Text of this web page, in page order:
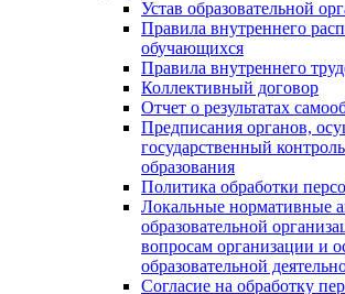
Устав образовательной
Правила внутреннего
обучающихся
Правила внутреннего
Коллективный договор
Отчет о результатах
Предписания органов,
государственный
образования
Политика обработки
Локальные нормативные
образовательной
вопросам организации и
образовательной
Согласие на обработку